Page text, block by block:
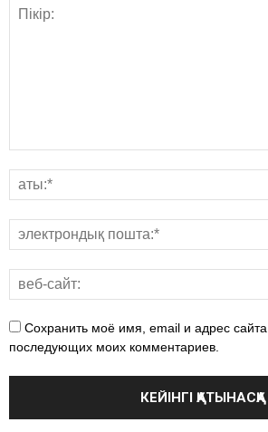
Сохранить моё имя, email и адрес
последующих моих комментариев.